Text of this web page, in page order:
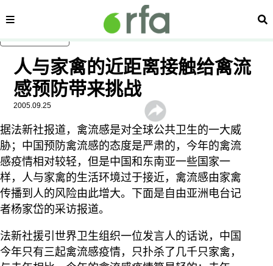
内容分类 搜
人与家禽的近距离接触给禽流
感预防带来挑战
2005.09.25
据法新社报道，禽流感是对全球公共卫生的一大威
胁；中国预防禽流感的态度是严肃的，今年的禽流
感疫情相对较轻，但是中国和东南亚一些国家一
样，人与家禽的生活环境过于接近，禽流感由家禽
传播到人的风险由此增大。下面是自由亚洲电台记
者杨家岱的采访报道。
法新社援引世界卫生组织一位发言人的话说，中国
今年只有三起禽流感疫情，只扑杀了几千只家禽，